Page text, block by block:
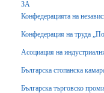
ЗА
Конфедерацията на
Конфедерация на труда
Асоциация на
Българска стопанска
Българска търговско